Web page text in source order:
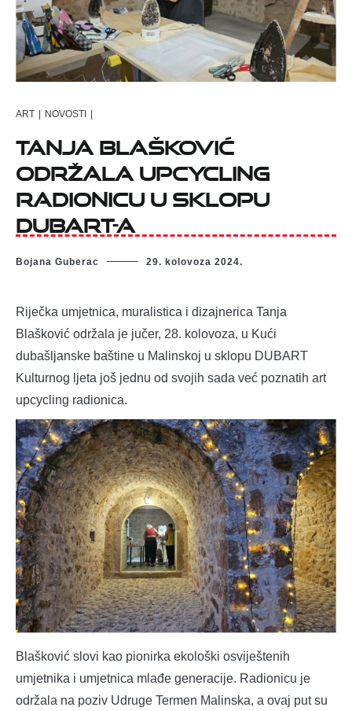
ART | NOVOSTI |
Tanja Blašković
održala upcycling
radionicu u sklopu
DUBART-a
Bojana Guberac 29. kolovoza 2024.
Riječka umjetnica, muralistica i dizajnerica Tanja
Blašković održala je jučer, 28. kolovoza, u Kući
dubašljanske baštine u Malinskoj u sklopu DUBART
Kulturnog ljeta još jednu od svojih sada već poznatih art
upcycling radionica.
Blašković slovi kao pionirka ekološki osviještenih
umjetnika i umjetnica mlađe generacije. Radionicu je
održala na poziv Udruge Termen Malinska, a ovaj put su